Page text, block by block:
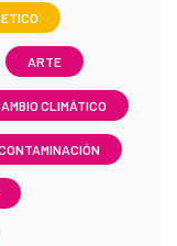
ARTE
CLIMÁTICO